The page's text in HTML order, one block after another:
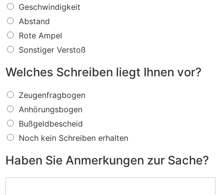
W
a
s
f
ü
r
i
V
e
r
s
t
o
ß
w
Geschwindigkeit
Abstand
Rote Ampel
Sonstiger Verstoß
Welches Schreiben liegt Ihnen vor?
W
e
c
h
e
S
Zeugenfragbogen
Anhörungsbogen
Bußgeldbescheid
Noch kein Schreiben erhalten
Haben Sie Anmerkungen zur Sache?